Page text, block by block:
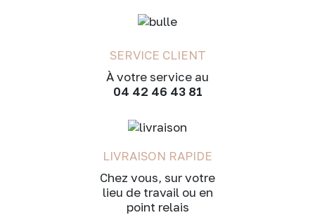
SERVICE CLIENT
À votre service au
04 42 46 43 81
LIVRAISON RAPIDE
Chez vous, sur votre
lieu de travail ou en
point relais